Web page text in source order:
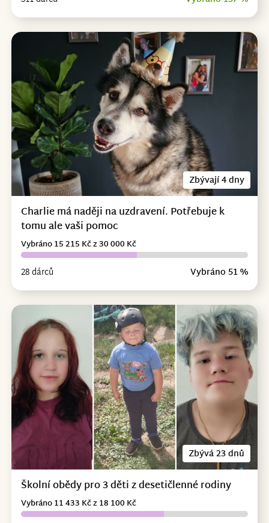
Zbývají 4 dny
Charlie má naději na uzdravení. Potřebuje k
tomu ale vaši pomoc
28 dárců Vybráno 51 %
Vybráno 15 215 Kč z 30 000 Kč
Zbývá 23 dnů
Školní obědy pro 3 děti z desetičlenné rodiny
Vybráno 11 433 Kč z 18 100 Kč